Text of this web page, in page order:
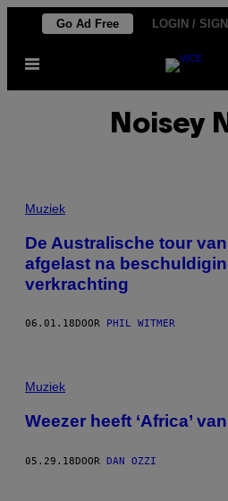
de
Go Ad Free LOGIN /
Open
Noisey
Muziek
De Australische tour
afgelast na
verkrachting
06.01.18 DOOR PHIL WITMER
Muziek
Weezer heeft ‘Africa’
05.29.18DOOR DAN OZZI